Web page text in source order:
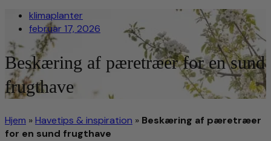
klimaplanter
februar 17, 2026
Beskæring af pæretræer for en sund
frugthave
Hjem »Havetips & inspiration » Beskæring af pæretræer
for en sund frugthave